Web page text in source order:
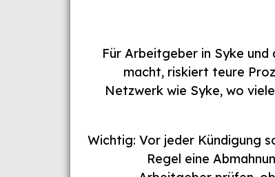
Für Arbeitgeber in Syke
macht, riskiert teure
Netzwerk wie Syke, wo
Wichtig: Vor jeder Kündigung
Regel eine